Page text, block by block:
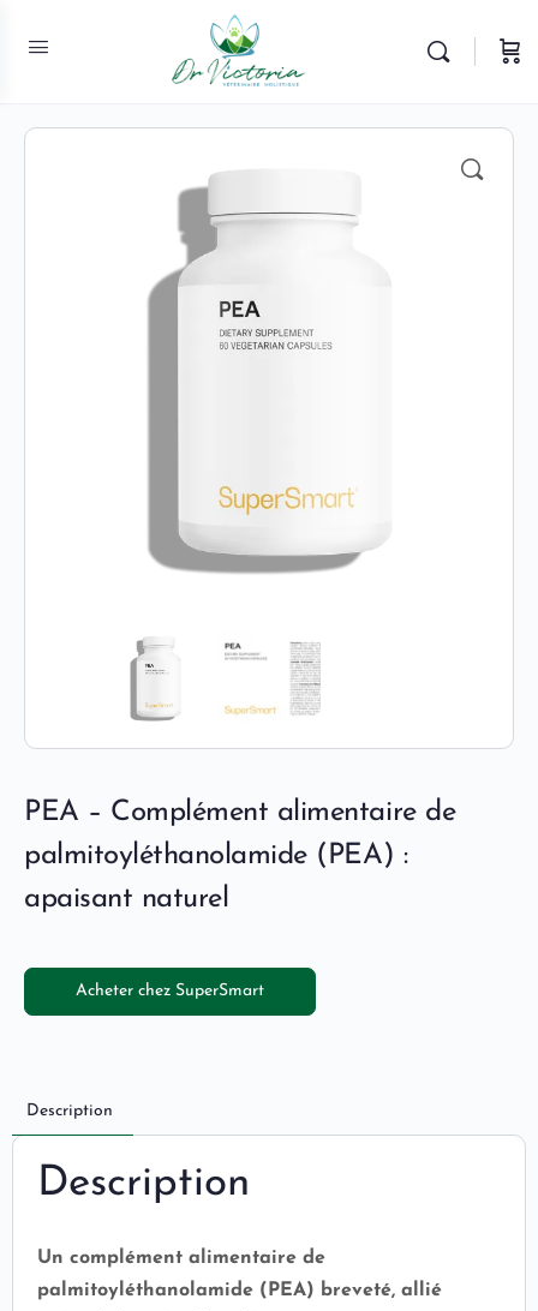
PEA – Complément alimentaire de
palmitoyléthanolamide (PEA) :
apaisant naturel
Acheter chez SuperSmart
Description
Description
Un complément alimentaire de
palmitoyléthanolamide (PEA) breveté, allié